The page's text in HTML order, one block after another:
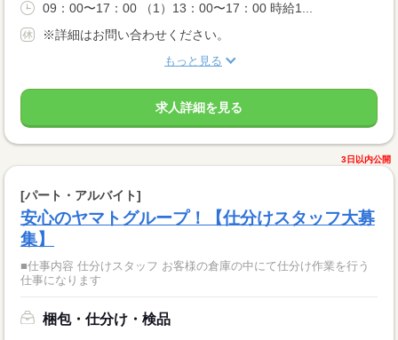
09：00〜17：00 （1）13：00〜17：00 時給1...
※詳細はお問い合わせください。
もっと見る
求人詳細を見る
3日以内公開
[パート・アルバイト]
安心のヤマトグループ！【仕分けスタッフ大募
集】
■仕事内容 仕分けスタッフ お客様の倉庫の中にて仕分け作業を行う
仕事になります
梱包・仕分け・検品